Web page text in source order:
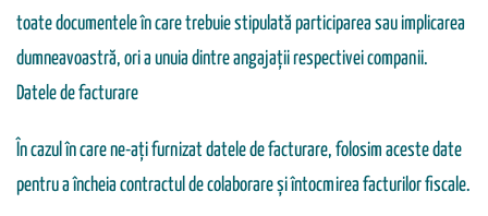
toate documentele în care trebuie stipulată participarea sau implicarea
dumneavoastră, ori a unuia dintre angajații respectivei companii.
Datele de facturare
În cazul în care ne-ați furnizat datele de facturare, folosim aceste date
pentru a încheia contractul de colaborare și întocmirea facturilor fiscale.